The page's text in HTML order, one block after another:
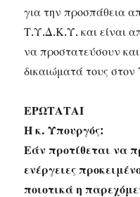
για την προσπάθεια
Τ.Υ.Δ.Κ.Υ. και είναι
να προστατεύσουν
δικαιώματά τους
ΕΡΩΤΑΤΑΙ
Η κ. Υπουργός:
Εάν προτίθεται να
ενέργειες
ποιοτικά η